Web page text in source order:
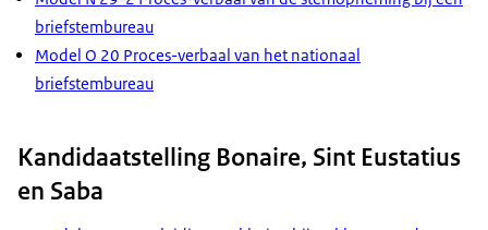
briefstembureau
Model O 20 Proces-verbaal van het nationaal
briefstembureau
Kandidaatstelling Bonaire, Sint Eustatius
en Saba